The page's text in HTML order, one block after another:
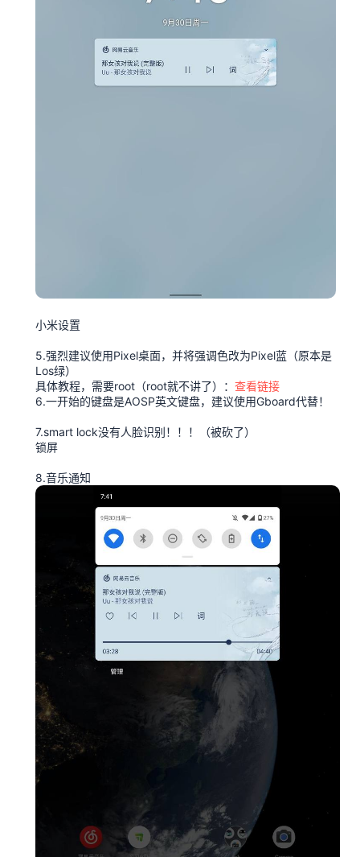
小米设置
5.强烈建议使用Pixel桌面，并将强调色改为Pixel蓝（原本是
Los绿）
具体教程，需要root（root就不讲了）： 查看链接
6.一开始的键盘是AOSP英文键盘，建议使用Gboard代替！
7.smart lock没有人脸识别！！！（被砍了）
锁屏
8.音乐通知